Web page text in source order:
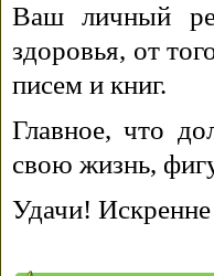
Ваш личный
здоровья, от
писем и книг.
Главное, что
свою жизнь,
Удачи!